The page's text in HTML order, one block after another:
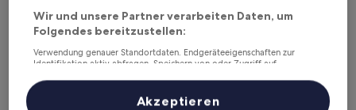
Wir und unsere Partner verarbeiten Daten, um
Folgendes bereitzustellen:
Verwendung genauer Standortdaten. Endgeräteeigenschaften zur
Identifikation aktiv abfragen. Speichern von oder Zugriff auf
Inhalte, Messung von Werbeleistung und der Performance von Inhalten,
Zielgruppenforschung sowie Entwicklung und Verbesserung von
Akzeptieren